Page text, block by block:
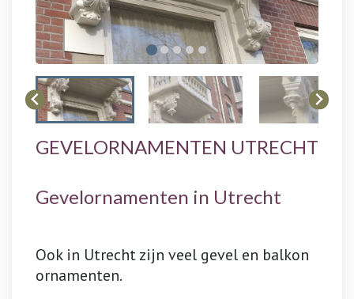
GEVELORNAMENTEN UTRECHT
Gevelornamenten in Utrecht
Ook in Utrecht zijn veel gevel en balkon
ornamenten.